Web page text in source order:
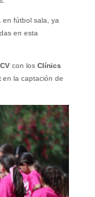
en fútbol sala, ya
en esta
con los Clínics
en la captación de